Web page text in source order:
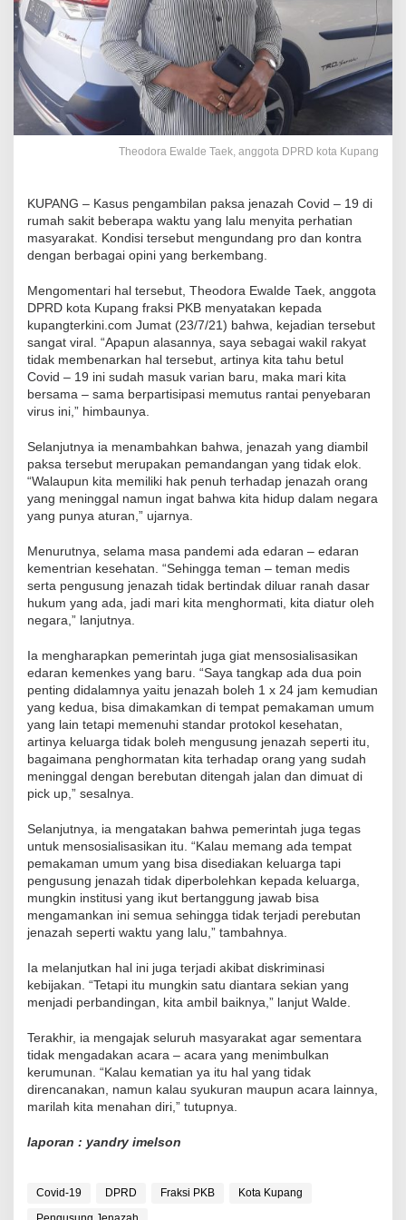
Theodora Ewalde Taek, anggota DPRD kota Kupang
KUPANG – Kasus pengambilan paksa jenazah Covid – 19 di
rumah sakit beberapa waktu yang lalu menyita perhatian
masyarakat. Kondisi tersebut mengundang pro dan kontra
dengan berbagai opini yang berkembang.
Mengomentari hal tersebut, Theodora Ewalde Taek, anggota
DPRD kota Kupang fraksi PKB menyatakan kepada
kupangterkini.com Jumat (23/7/21) bahwa, kejadian tersebut
sangat viral. “Apapun alasannya, saya sebagai wakil rakyat
tidak membenarkan hal tersebut, artinya kita tahu betul
Covid – 19 ini sudah masuk varian baru, maka mari kita
bersama – sama berpartisipasi memutus rantai penyebaran
virus ini,” himbaunya.
Selanjutnya ia menambahkan bahwa, jenazah yang diambil
paksa tersebut merupakan pemandangan yang tidak elok.
“Walaupun kita memiliki hak penuh terhadap jenazah orang
yang meninggal namun ingat bahwa kita hidup dalam negara
yang punya aturan,” ujarnya.
Menurutnya, selama masa pandemi ada edaran – edaran
kementrian kesehatan. “Sehingga teman – teman medis
serta pengusung jenazah tidak bertindak diluar ranah dasar
hukum yang ada, jadi mari kita menghormati, kita diatur oleh
negara,” lanjutnya.
Ia mengharapkan pemerintah juga giat mensosialisasikan
edaran kemenkes yang baru. “Saya tangkap ada dua poin
penting didalamnya yaitu jenazah boleh 1 x 24 jam kemudian
yang kedua, bisa dimakamkan di tempat pemakaman umum
yang lain tetapi memenuhi standar protokol kesehatan,
artinya keluarga tidak boleh mengusung jenazah seperti itu,
bagaimana penghormatan kita terhadap orang yang sudah
meninggal dengan berebutan ditengah jalan dan dimuat di
pick up,” sesalnya.
Selanjutnya, ia mengatakan bahwa pemerintah juga tegas
untuk mensosialisasikan itu. “Kalau memang ada tempat
pemakaman umum yang bisa disediakan keluarga tapi
pengusung jenazah tidak diperbolehkan kepada keluarga,
mungkin institusi yang ikut bertanggung jawab bisa
mengamankan ini semua sehingga tidak terjadi perebutan
jenazah seperti waktu yang lalu,” tambahnya.
Ia melanjutkan hal ini juga terjadi akibat diskriminasi
kebijakan. “Tetapi itu mungkin satu diantara sekian yang
menjadi perbandingan, kita ambil baiknya,” lanjut Walde.
Terakhir, ia mengajak seluruh masyarakat agar sementara
tidak mengadakan acara – acara yang menimbulkan
kerumunan. “Kalau kematian ya itu hal yang tidak
direncanakan, namun kalau syukuran maupun acara lainnya,
marilah kita menahan diri,” tutupnya.
laporan : yandry imelson
Covid-19 DPRD Fraksi PKB
Kota Kupang